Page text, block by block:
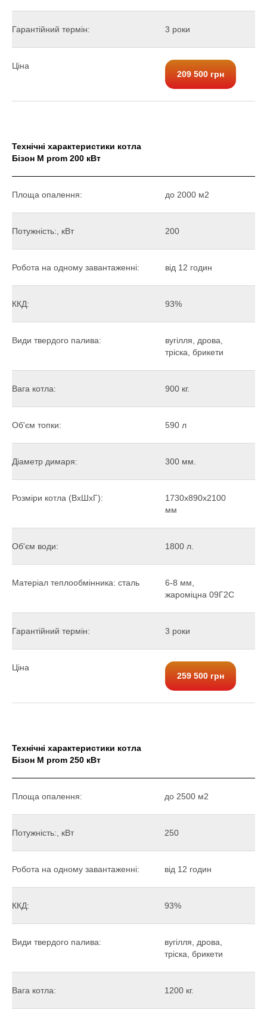
Гарантійний термін: 3 роки
Ціна
209 500 грн
Технічні характеристики котла
Бізон М prom 200 кВт
Площа опалення: до 2000 м2
Потужність:, кВт 200
Робота на одному завантаженні: від 12 годин
ККД: 93%
Види твердого палива:
вугілля, дрова,
тріска, брикети
Вага котла: 900 кг.
Об'єм топки: 590 л
Діаметр димаря: 300 мм.
Розміри котла (ВхШхГ):
1730х890х2100
мм
Об'єм води: 1800 л.
Матеріал теплообмінника: сталь
6-8 мм,
жароміцна 09Г2С
Гарантійний термін: 3 роки
Ціна
259 500 грн
Технічні характеристики котла
Бізон М prom 250 кВт
Площа опалення: до 2500 м2
Потужність:, кВт 250
Робота на одному завантаженні: від 12 годин
ККД: 93%
Види твердого палива:
вугілля, дрова,
тріска, брикети
Вага котла: 1200 кг.